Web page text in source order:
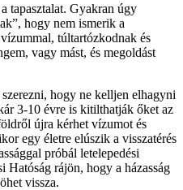
tapasztalat. Gyakran úgy
hogy nem ismerik a
túltartózkodnak és
vagy mást, és megoldást
hogy ne kelljen elhagyni
3-10 évre is kitilthatják őket az
újra kérhet vízumot és
egy életre elúszik a visszatérés
próbál letelepedési
Hatóság rájön, hogy a házasság
vissza.